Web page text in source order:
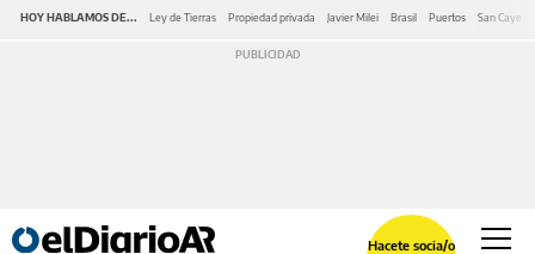
HOY HABLAMOS DE... Ley de Tierras Propiedad privada Javier Milei Brasil Puertos San
Hacete socia/o